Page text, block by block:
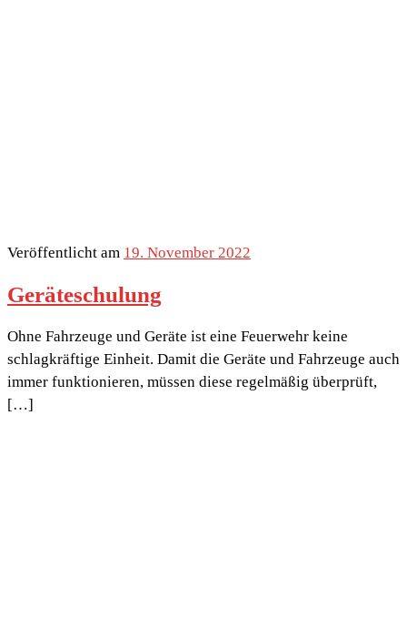
Veröffentlicht am 19. November 2022
Geräteschulung
Ohne Fahrzeuge und Geräte ist eine Feuerwehr keine
schlagkräftige Einheit. Damit die Geräte und Fahrzeuge auch
immer funktionieren, müssen diese regelmäßig überprüft,
[…]